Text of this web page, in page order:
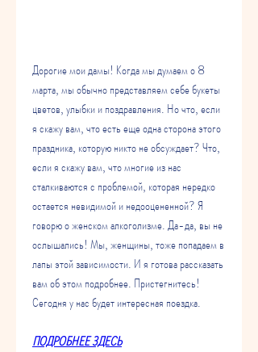
Дорогие мои дамы! Когда мы думаем о 8
марта, мы обычно представляем себе букеты
цветов, улыбки и поздравления. Но что, если
я скажу вам, что есть еще одна сторона этого
праздника, которую никто не обсуждает? Что,
если я скажу вам, что многие из нас
сталкиваются с проблемой, которая нередко
остается невидимой и недооцененной? Я
говорю о женском алкоголизме. Да-да, вы не
ослышались! Мы, женщины, тоже попадаем в
лапы этой зависимости. И я готова рассказать
вам об этом подробнее. Пристегнитесь!
Сегодня у нас будет интересная поездка.
ПОДРОБНЕЕ ЗДЕСЬ